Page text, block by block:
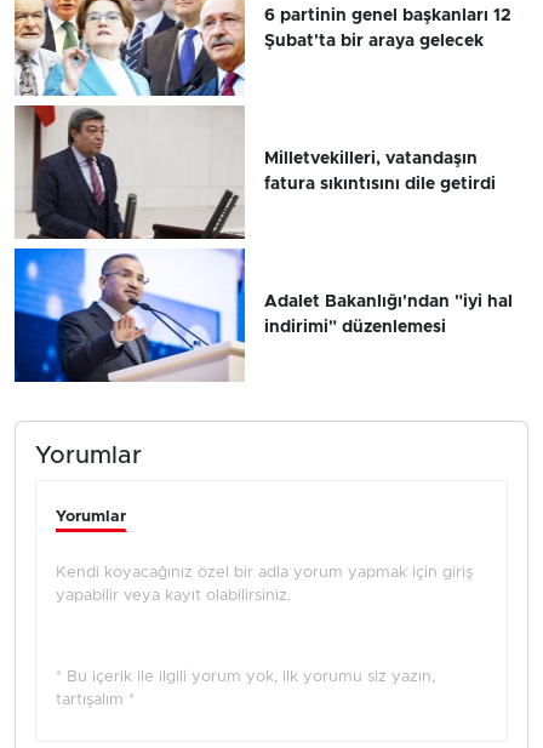
6 partinin genel başkanları 12
Şubat'ta bir araya gelecek
Milletvekilleri, vatandaşın
fatura sıkıntısını dile getirdi
Adalet Bakanlığı'ndan "iyi hal
indirimi" düzenlemesi
Yorumlar
Yorumlar
Kendi koyacağınız özel bir adla yorum yapmak için giriş
yapabilir veya kayıt olabilirsiniz.
* Bu içerik ile ilgili yorum yok, ilk yorumu siz yazın,
tartışalım *